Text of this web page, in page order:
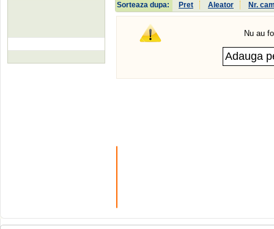
Sorteaza dupa: Pret Aleator Nr.
Nu au